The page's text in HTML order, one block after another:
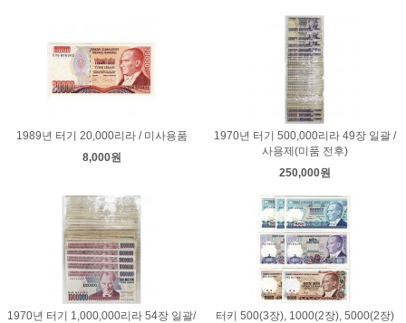
1989년 터기 20,000리라 / 미사용품
8,000원
1970년 터기 500,000리라 49장 일괄 /
사용제(미품 전후)
250,000원
1970년 터기 1,000,000리라 54장 일괄/
터키 500(3장), 1000(2장), 5000(2장)